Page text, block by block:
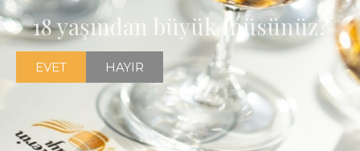
18 yaşından büyük müsünüz?
EVET HAYIR